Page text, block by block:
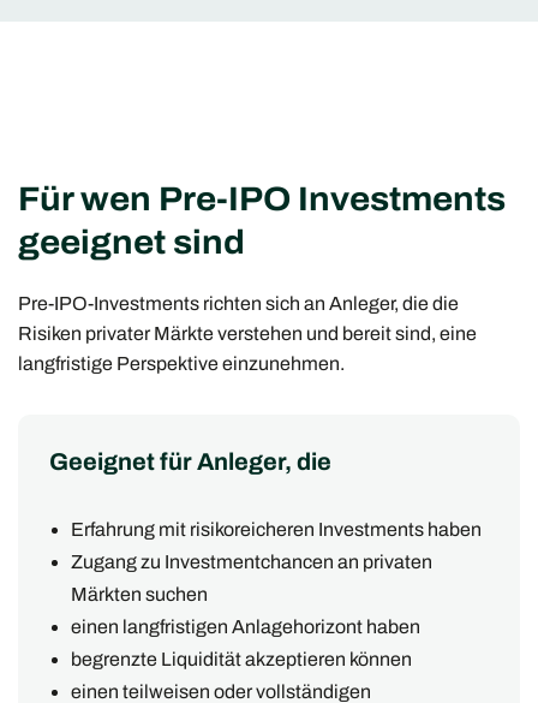
Für wen Pre-IPO Investments
geeignet sind
Pre-IPO-Investments richten sich an Anleger, die die
Risiken privater Märkte verstehen und bereit sind, eine
langfristige Perspektive einzunehmen.
Geeignet für Anleger, die
Erfahrung mit risikoreicheren Investments haben
Zugang zu Investmentchancen an privaten
Märkten suchen
einen langfristigen Anlagehorizont haben
begrenzte Liquidität akzeptieren können
einen teilweisen oder vollständigen